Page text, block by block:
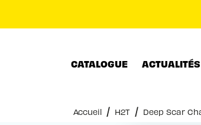
CATALOGUE
Accueil / H2T / Deep Scar